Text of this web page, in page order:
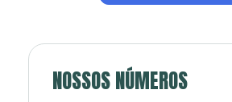
NOSSOS NÚMEROS